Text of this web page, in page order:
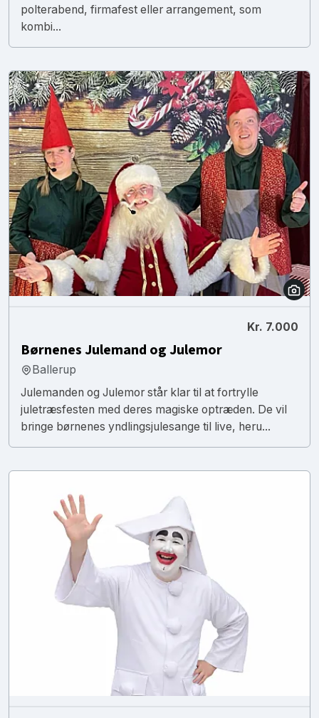
polterabend, firmafest eller arrangement, som
kombi...
Kr. 7.000
Børnenes Julemand og Julemor
Ballerup
Julemanden og Julemor står klar til at fortrylle
juletræsfesten med deres magiske optræden. De vil
bringe børnenes yndlingsjulesange til live, heru...